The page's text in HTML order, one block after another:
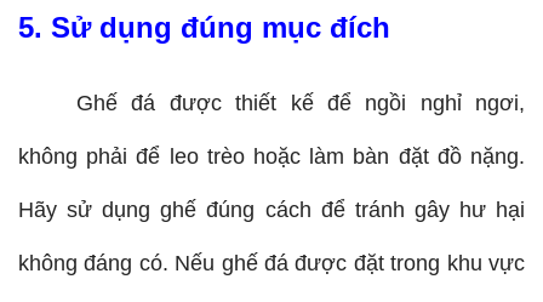
5. Sử dụng đúng mục đích
Ghế đá được thiết kế để ngồi nghỉ ngơi,
không phải để leo trèo hoặc làm bàn đặt đồ nặng.
Hãy sử dụng ghế đúng cách để tránh gây hư hại
không đáng có. Nếu ghế đá được đặt trong khu vực